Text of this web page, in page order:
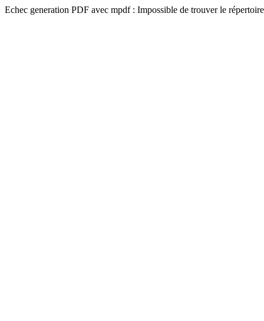
Echec generation PDF avec mpdf : Impossible de trouver le